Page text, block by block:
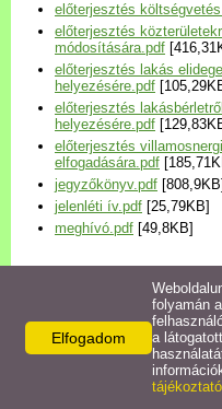
Hírek
Bezerédj Amália
Önkormányzati
Egyéb intézmények
Egészségügyi ellátás
Uraiújfalu
előterjesztés
előterjesztés
módosítására.pdf
előterjesztés lakás
helyezésére.pdf
előterjesztés
helyezésére.pdf
előterjesztés
elfogadására.pdf
jegyzőkönyv.pdf [808,9KB]
jelenléti ív.pdf [25,79KB]
meghívó.pdf [49,8KB]
Kapcsolódó termékek
Elfogadom
folyamán
a